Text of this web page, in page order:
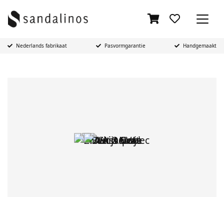
Nederlands fabrikaat Pasvormgarantie Handgemaakt